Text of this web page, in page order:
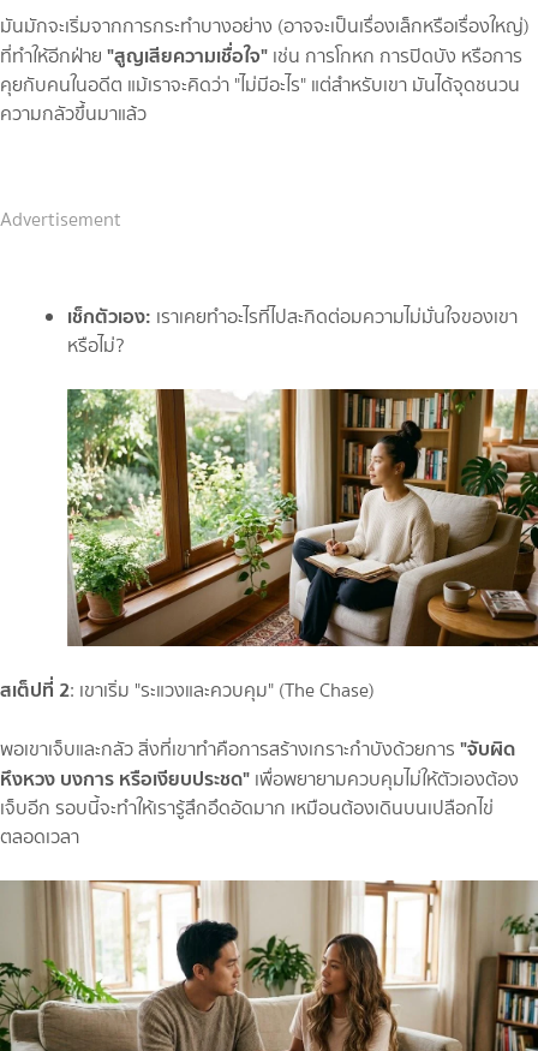
มันมักจะเริ่มจากการกระทำบางอย่าง (อาจจะเป็นเรื่องเล็กหรือเรื่องใหญ่)
ที่ทำให้อีกฝ่าย "สูญเสียความเชื่อใจ" เช่น การโกหก การปิดบัง หรือการ
คุยกับคนในอดีต แม้เราจะคิดว่า "ไม่มีอะไร" แต่สำหรับเขา มันได้จุดชนวน
ความกลัวขึ้นมาแล้ว
Advertisement
เช็กตัวเอง: เราเคยทำอะไรที่ไปสะกิดต่อมความไม่มั่นใจของเขา
หรือไม่?
สเต็ปที่ 2: เขาเริ่ม "ระแวงและควบคุม" (The Chase)
พอเขาเจ็บและกลัว สิ่งที่เขาทำคือการสร้างเกราะกำบังด้วยการ "จับผิด
หึงหวง บงการ หรือเงียบประชด" เพื่อพยายามควบคุมไม่ให้ตัวเองต้อง
เจ็บอีก รอบนี้จะทำให้เรารู้สึกอึดอัดมาก เหมือนต้องเดินบนเปลือกไข่
ตลอดเวลา